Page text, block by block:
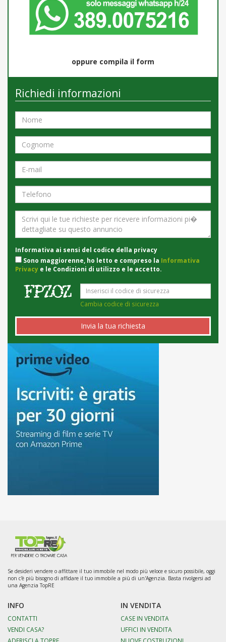
oppure compila il form
Richiedi informazioni
Informativa ai sensi del codice della privacy
Sono maggiorenne, ho letto e compreso la Informativa
Privacy e le Condizioni di utilizzo e le accetto.
Cambia codice di sicurezza
Invia la tua richiesta
Se desideri vendere o affittare il tuo immobile nel modo più veloce e sicuro possibile, oggi
non c'è più bisogno di affidare il tuo immobile a più di un'Agenzia. Basta rivolgersi ad
una Agenzia TopRE
INFO
CONTATTI
VENDI CASA?
IN VENDITA
CASE IN VENDITA
UFFICI IN VENDITA